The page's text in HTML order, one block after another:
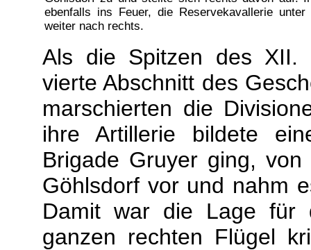
ebenfalls ins Feuer, die Reservekavallerie
weiter nach rechts.
Als die Spitzen des XII.
vierte Abschnitt des
marschierten die
ihre Artillerie bildete
Brigade Gruyer ging,
Göhlsdorf vor und nahm
Damit war die Lage für
ganzen rechten Flügel